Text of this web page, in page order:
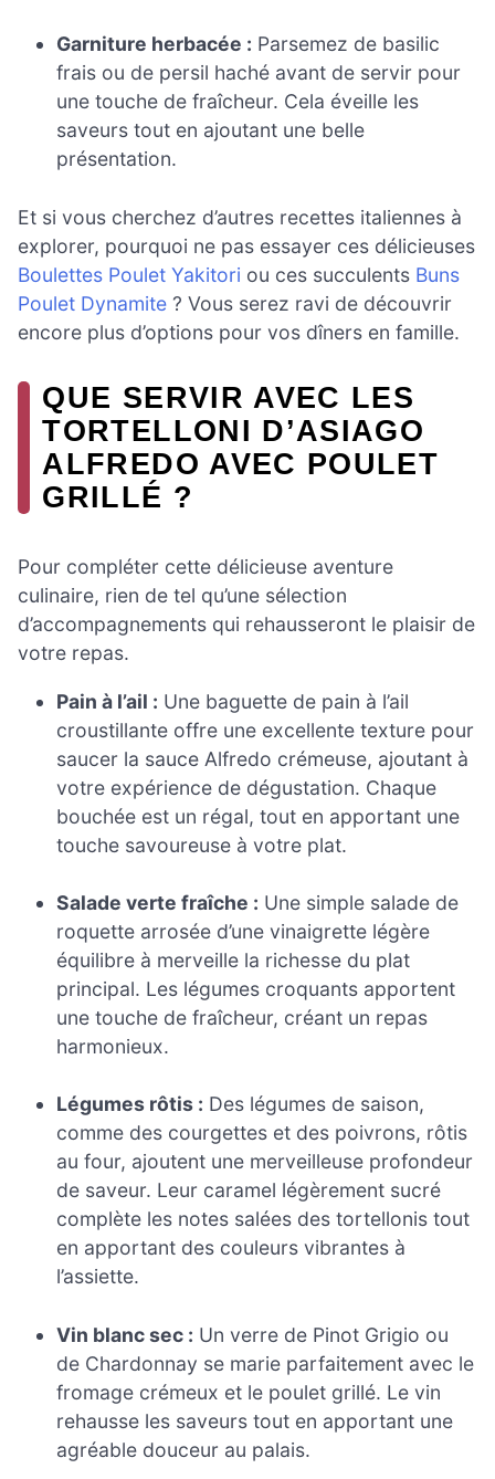
Garniture herbacée : Parsemez de basilic
frais ou de persil haché avant de servir pour
une touche de fraîcheur. Cela éveille les
saveurs tout en ajoutant une belle
présentation.
Et si vous cherchez d’autres recettes italiennes à
explorer, pourquoi ne pas essayer ces délicieuses
Boulettes Poulet Yakitori ou ces succulents Buns
Poulet Dynamite ? Vous serez ravi de découvrir
encore plus d’options pour vos dîners en famille.
QUE SERVIR AVEC LES
TORTELLONI D’ASIAGO
ALFREDO AVEC POULET
GRILLÉ ?
Pour compléter cette délicieuse aventure
culinaire, rien de tel qu’une sélection
d’accompagnements qui rehausseront le plaisir de
votre repas.
Pain à l’ail : Une baguette de pain à l’ail
croustillante offre une excellente texture pour
saucer la sauce Alfredo crémeuse, ajoutant à
votre expérience de dégustation. Chaque
bouchée est un régal, tout en apportant une
touche savoureuse à votre plat.
Salade verte fraîche : Une simple salade de
roquette arrosée d’une vinaigrette légère
équilibre à merveille la richesse du plat
principal. Les légumes croquants apportent
une touche de fraîcheur, créant un repas
harmonieux.
Légumes rôtis : Des légumes de saison,
comme des courgettes et des poivrons, rôtis
au four, ajoutent une merveilleuse profondeur
de saveur. Leur caramel légèrement sucré
complète les notes salées des tortellonis tout
en apportant des couleurs vibrantes à
l’assiette.
Vin blanc sec : Un verre de Pinot Grigio ou
de Chardonnay se marie parfaitement avec le
fromage crémeux et le poulet grillé. Le vin
rehausse les saveurs tout en apportant une
agréable douceur au palais.